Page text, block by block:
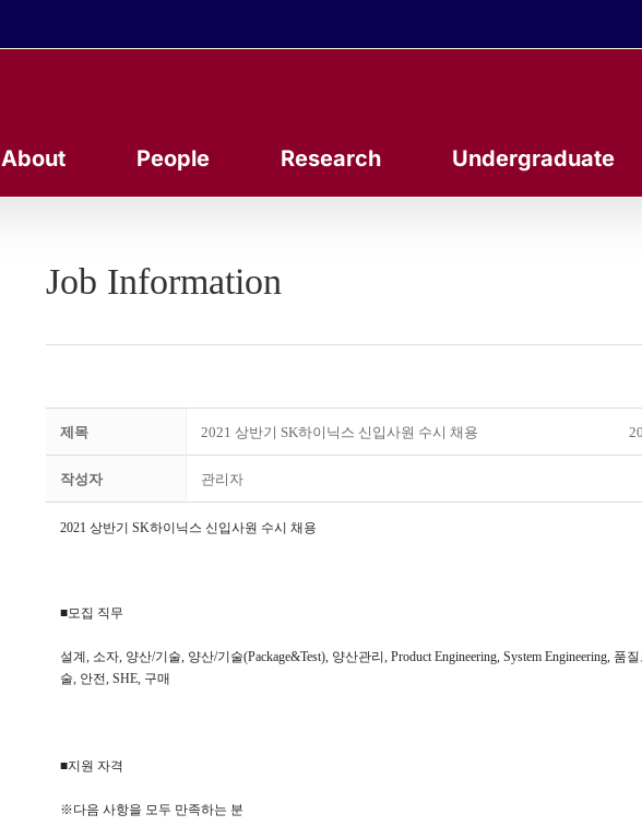
About People Research Undergraduate
Job Information
제목 2021 상반기 SK하이닉스 신입사원 수시 채용
작성자 관리자
2021 상반기 SK하이닉스 신입사원 수시 채용
■모집 직무
설계, 소자, 양산/기술, 양산/기술(Package&Test), 양산관리, Product Engineering, System Engineering, 품
술, 안전, SHE, 구매
■지원 자격
※다음 사항을 모두 만족하는 분